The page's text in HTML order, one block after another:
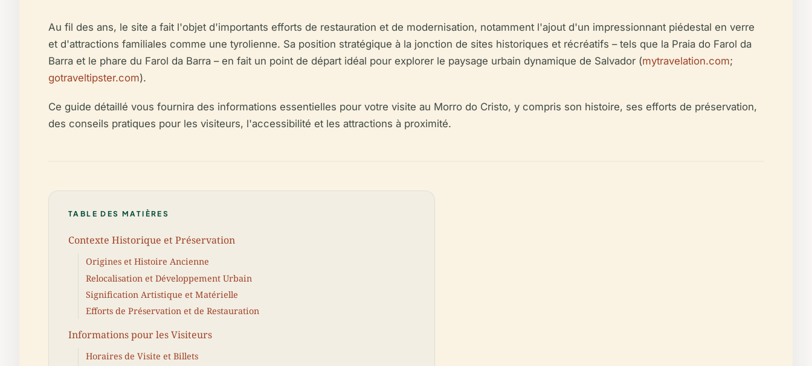
Au fil des ans, le site a fait l'objet d'importants efforts de restauration et de modernisation, notamment l'ajout d'un impressionnant piédestal en verre
et d'attractions familiales comme une tyrolienne. Sa position stratégique à la jonction de sites historiques et récréatifs – tels que la Praia do Farol da
Barra et le phare du Farol da Barra – en fait un point de départ idéal pour explorer le paysage urbain dynamique de Salvador (mytravelation.com;
gotraveltipster.com).
Ce guide détaillé vous fournira des informations essentielles pour votre visite au Morro do Cristo, y compris son histoire, ses efforts de préservation,
des conseils pratiques pour les visiteurs, l'accessibilité et les attractions à proximité.
TABLE DES MATIÈRES
Contexte Historique et Préservation
Origines et Histoire Ancienne
Relocalisation et Développement Urbain
Signification Artistique et Matérielle
Efforts de Préservation et de Restauration
Informations pour les Visiteurs
Horaires de Visite et Billets